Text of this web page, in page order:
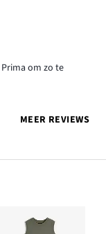
om zo te
MEER REVIEWS